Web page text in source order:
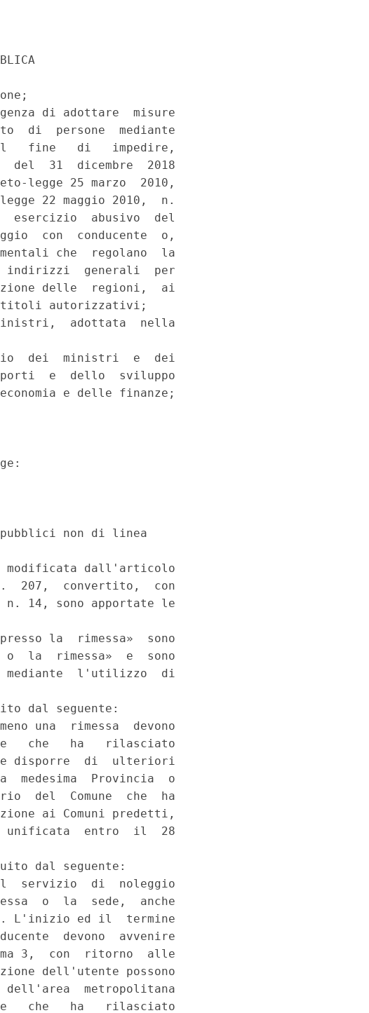
di adottare  misure
di  persone  mediante
fine   di   impedire,
del  31  dicembre  2018
legge 25 marzo  2010,
22 maggio 2010,  n.
esercizio  abusivo  del
con  conducente  o,
che  regolano  la
indirizzi  generali  per
delle  regioni,  ai
titoli autorizzativi;
adottata  nella
dei  ministri  e  dei
e  dello  sviluppo
e delle finanze;
non di linea
modificata dall'articolo
207,  convertito,  con
14, sono apportate le
la  rimessa»  sono
la  rimessa»  e  sono
mediante  l'utilizzo  di
dal seguente:
una  rimessa  devono
che   ha   rilasciato
disporre  di  ulteriori
Provincia  o
del  Comune  che  ha
ai Comuni predetti,
unificata  entro  il  28
dal seguente:
servizio  di  noleggio
o  la  sede,  anche
L'inizio ed il  termine
devono  avvenire
3,  con  ritorno  alle
dell'utente possono
metropolitana
che   ha   rilasciato